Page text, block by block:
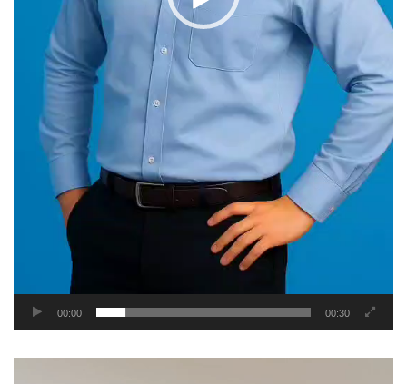
00:00 00:30